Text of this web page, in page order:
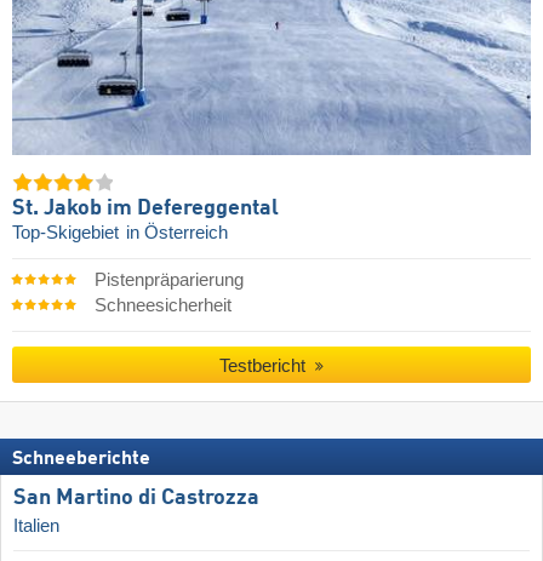
St. Jakob im Defereggental
Top-Skigebiet in Österreich
Pistenpräparierung
Schneesicherheit
Testbericht
Schneeberichte
San Martino di Castrozza
Italien